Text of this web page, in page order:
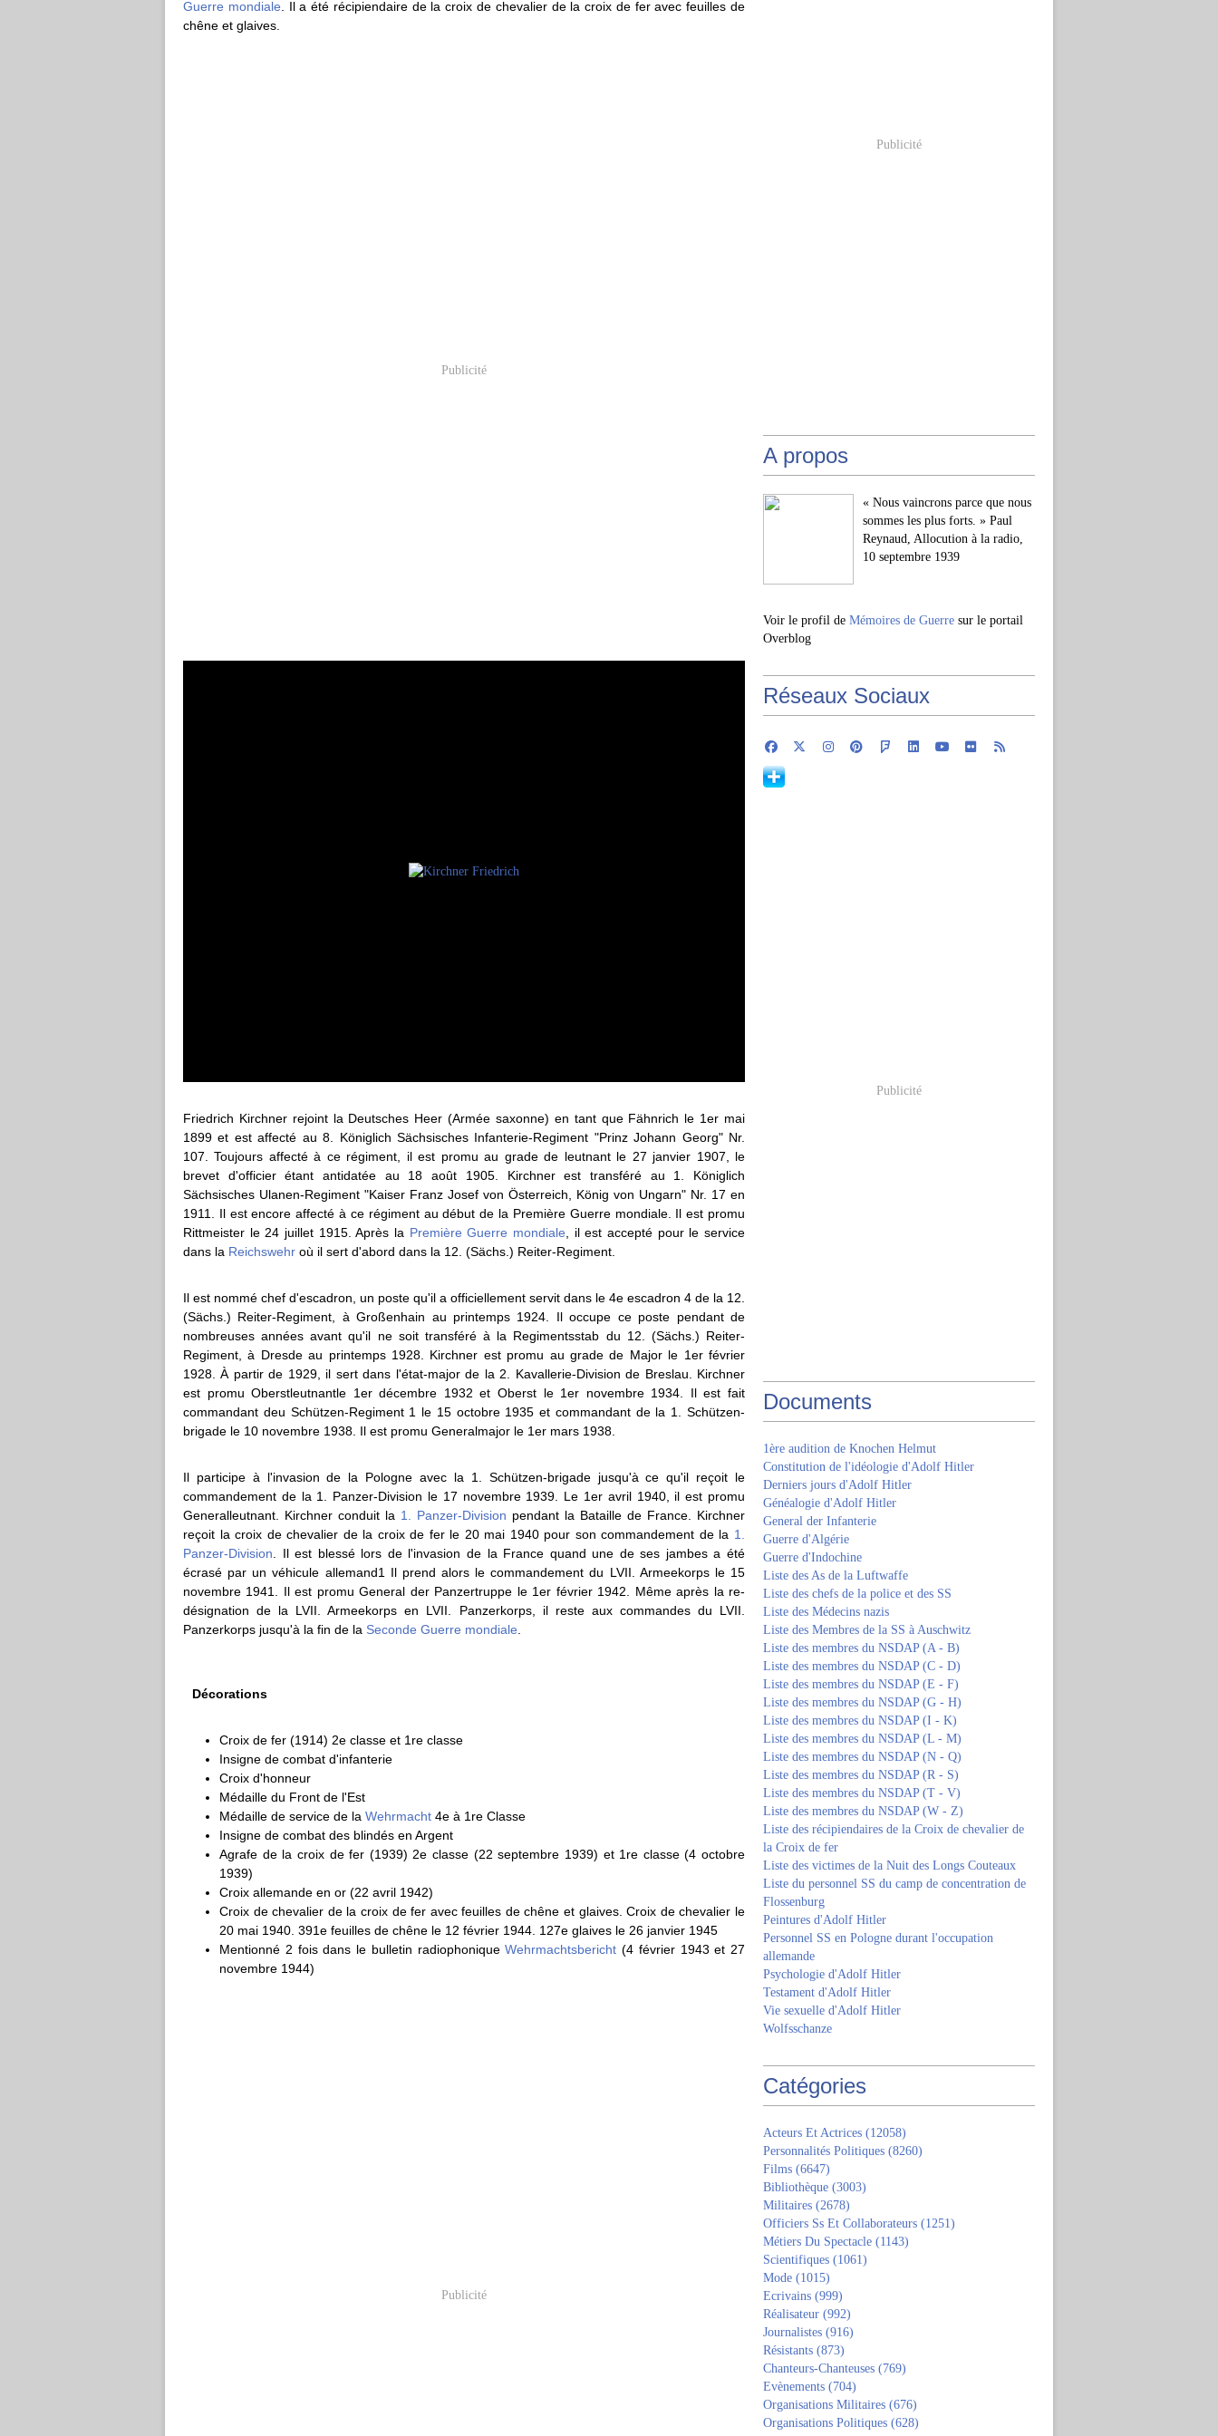
Guerre mondiale . Il a été récipiendaire de la croix de chevalier de la croix de fer avec feuilles de
chêne et glaives.
Publicité
Friedrich Kirchner rejoint la Deutsches Heer (Armée saxonne) en tant que Fähnrich le 1er mai
1899 et est affecté au 8. Königlich Sächsisches Infanterie-Regiment "Prinz Johann Georg" Nr.
107. Toujours affecté à ce régiment, il est promu au grade de leutnant le 27 janvier 1907, le
brevet d'officier étant antidatée au 18 août 1905. Kirchner est transféré au 1. Königlich
Sächsisches Ulanen-Regiment "Kaiser Franz Josef von Österreich, König von Ungarn" Nr. 17 en
1911. Il est encore affecté à ce régiment au début de la Première Guerre mondiale. Il est promu
Rittmeister le 24 juillet 1915. Après la Première Guerre mondiale , il est accepté pour le service
dans la Reichswehr où il sert d'abord dans la 12. (Sächs.) Reiter-Regiment.
Il est nommé chef d'escadron, un poste qu'il a officiellement servit dans le 4e escadron 4 de la 12.
(Sächs.) Reiter-Regiment, à Großenhain au printemps 1924. Il occupe ce poste pendant de
nombreuses années avant qu'il ne soit transféré à la Regimentsstab du 12. (Sächs.) Reiter-
Regiment, à Dresde au printemps 1928. Kirchner est promu au grade de Major le 1er février
1928. À partir de 1929, il sert dans l'état-major de la 2. Kavallerie-Division de Breslau. Kirchner
est promu Oberstleutnantle 1er décembre 1932 et Oberst le 1er novembre 1934. Il est fait
commandant deu Schützen-Regiment 1 le 15 octobre 1935 et commandant de la 1. Schützen-
brigade le 10 novembre 1938. Il est promu Generalmajor le 1er mars 1938.
Il participe à l'invasion de la Pologne avec la 1. Schützen-brigade jusqu'à ce qu'il reçoit le
commandement de la 1. Panzer-Division le 17 novembre 1939. Le 1er avril 1940, il est promu
Generalleutnant. Kirchner conduit la 1. Panzer-Division pendant la Bataille de France. Kirchner
reçoit la croix de chevalier de la croix de fer le 20 mai 1940 pour son commandement de la 1.
Panzer-Division . Il est blessé lors de l'invasion de la France quand une de ses jambes a été
écrasé par un véhicule allemand1 Il prend alors le commandement du LVII. Armeekorps le 15
novembre 1941. Il est promu General der Panzertruppe le 1er février 1942. Même après la re-
désignation de la LVII. Armeekorps en LVII. Panzerkorps, il reste aux commandes du LVII.
Panzerkorps jusqu'à la fin de la Seconde Guerre mondiale
Décorations
Croix de fer (1914) 2e classe et 1re classe
Insigne de combat d'infanterie
Croix d'honneur
Médaille du Front de l'Est
Médaille de service de la Wehrmacht 4e à 1re Classe
Insigne de combat des blindés en Argent
Agrafe de la croix de fer (1939) 2e classe (22 septembre 1939) et 1re classe (4 octobre
1939)
Croix allemande en or (22 avril 1942)
Croix de chevalier de la croix de fer avec feuilles de chêne et glaives. Croix de chevalier le
20 mai 1940. 391e feuilles de chêne le 12 février 1944. 127e glaives le 26 janvier 1945
Mentionné 2 fois dans le bulletin radiophoniqueWehrmachtsbericht (4 février 1943 et 27
novembre 1944)
Publicité
Publicité
A propos
« Nous vaincrons parce que nous
sommes les plus forts. » Paul
Reynaud, Allocution à la radio,
10 septembre 1939
Voir le profil de Mémoires de Guerre sur le portail
Overblog
Réseaux Sociaux
Publicité
Documents
1ère audition de Knochen Helmut
Constitution de l'idéologie d'Adolf Hitler
Derniers jours d'Adolf Hitler
Généalogie d'Adolf Hitler
General der Infanterie
Guerre d'Algérie
Guerre d'Indochine
Liste des As de la Luftwaffe
Liste des chefs de la police et des SS
Liste des Médecins nazis
Liste des Membres de la SS à Auschwitz
Liste des membres du NSDAP (A - B)
Liste des membres du NSDAP (C - D)
Liste des membres du NSDAP (E - F)
Liste des membres du NSDAP (G - H)
Liste des membres du NSDAP (I - K)
Liste des membres du NSDAP (L - M)
Liste des membres du NSDAP (N - Q)
Liste des membres du NSDAP (R - S)
Liste des membres du NSDAP (T - V)
Liste des membres du NSDAP (W - Z)
Liste des récipiendaires de la Croix de chevalier de
la Croix de fer
Liste des victimes de la Nuit des Longs Couteaux
Liste du personnel SS du camp de concentration de
Flossenburg
Peintures d'Adolf Hitler
Personnel SS en Pologne durant l'occupation
allemande
Psychologie d'Adolf Hitler
Testament d'Adolf Hitler
Vie sexuelle d'Adolf Hitler
Wolfsschanze
Catégories
Acteurs Et Actrices (12058)
Personnalités Politiques (8260)
Films (6647)
Bibliothèque (3003)
Militaires (2678)
Officiers Ss Et Collaborateurs (1251)
Métiers Du Spectacle (1143)
Scientifiques (1061)
Mode (1015)
Ecrivains (999)
Réalisateur (992)
Journalistes (916)
Résistants (873)
Chanteurs-Chanteuses (769)
Evènements (704)
Organisations Militaires (676)
Organisations Politiques (628)